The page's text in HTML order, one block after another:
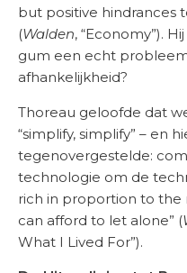
but positive hindrances
(Walden, “Economy”).
gum een echt
afhankelijkheid?
Thoreau geloofde dat
“simplify, simplify” – en
tegenovergestelde:
technologie om de
rich in proportion to the
can afford to let alone” (
What I Lived For”).